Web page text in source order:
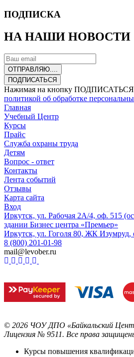
ПОДПИСКА
НА НАШИ НОВОСТИ
ОТПРАВЛЯЮ....
ПОДПИСАТЬСЯ
Нажимая на кнопку ПОДПИСАТЬСЯ,
политикой об обработке
Главная
Учебный Центр
Курсы
Прайс
Служба охраны труда
Детям
Вопрос - ответ
Контакты
Лента событий
Отзывы
Карта сайта
Вход
Иркутск, ул. Рабочая 2А/4, оф. 515
здании Бизнес центра «Премьер»
Иркутск, ул. Гоголя 80, ЖК
8 (800) 201-01-98
mail@levober.ru
© 2026 ЧОУ ДПО «Байкальский
Лицензия № 9511. Все права
Курсы повышения